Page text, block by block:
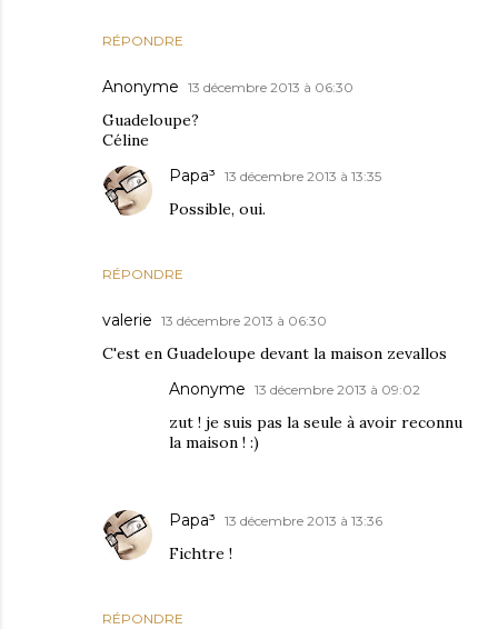
RÉPONDRE
Anonyme 13 décembre 2013 à 06:30
Guadeloupe?
Céline
RÉPONDRE
Papa³ 13 décembre 2013 à 13:35
Possible, oui.
valerie 13 décembre 2013 à 06:30
C'est en Guadeloupe devant la maison zevallos
RÉPONDRE
Anonyme 13 décembre 2013 à 09:02
zut ! je suis pas la seule à avoir reconnu
la maison ! :)
Papa³ 13 décembre 2013 à 13:36
Fichtre !